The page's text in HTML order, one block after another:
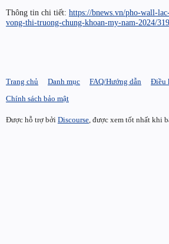
Thông tin chi tiết: https://bnews.vn/pho-wall-
vong-thi-truong-chung-khoan-my-nam-2024/
Trang chủ Danh mục FAQ/Hướng dẫn
Điều
Chính sách bảo mật
Được hỗ trợ bởi Discourse , được xem tốt nhất khi